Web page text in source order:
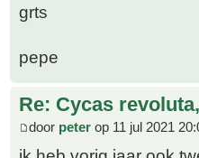
grts
pepe
Re: Cycas
door peter op 11 jul 2021